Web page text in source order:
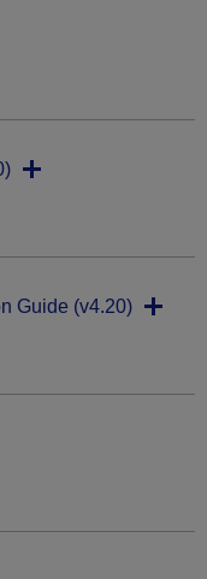
Guide (v4.20)